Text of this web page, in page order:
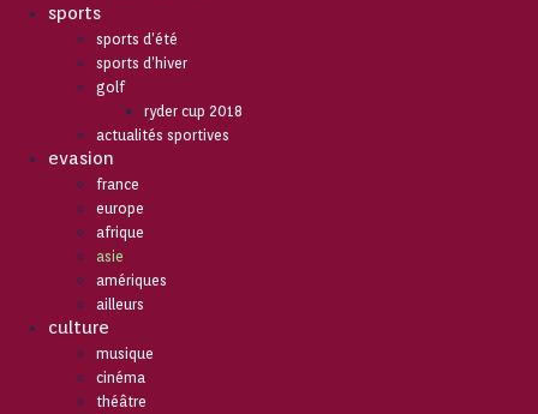
sports
sports d’été
sports d’hiver
golf
ryder cup 2018
actualités sportives
evasion
france
europe
afrique
asie
amériques
ailleurs
culture
musique
cinéma
théâtre